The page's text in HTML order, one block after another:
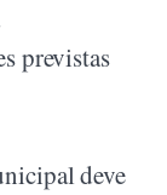
previstas
deve